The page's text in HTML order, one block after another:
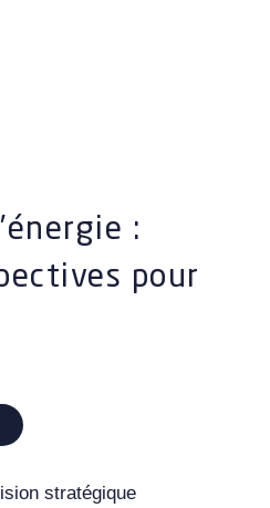
:
pour
stratégique